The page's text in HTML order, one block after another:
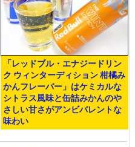
「レッドブル・エナジードリン
ク ウィンターディション 柑橘み
かんフレーバー」はケミカルな
シトラス風味と缶詰みかんのや
さしい甘さがアンビバレントな
味わい